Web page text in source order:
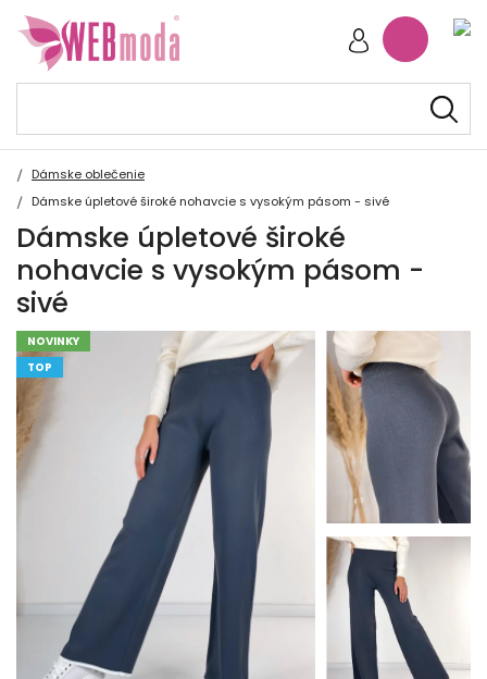
Dámske oblečenie
Dámske úpletové široké nohavcie s vysokým pásom - sivé
Dámske úpletové široké
nohavcie s vysokým pásom -
sivé
NOVINKY
TOP